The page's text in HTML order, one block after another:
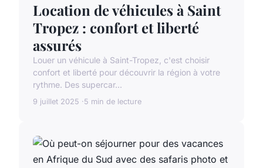
Location de véhicules à Saint
Tropez : confort et liberté
assurés
Louer un véhicule à Saint-Tropez, c'est choisir
confort et liberté pour découvrir la région à votre
rythme. Des supercar...
9 juillet 2025 5 min de lecture